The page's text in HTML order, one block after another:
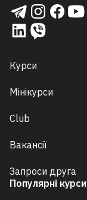
Курси
Мінікурси
Club
Вакансії
Запроси друга
Популярні курси